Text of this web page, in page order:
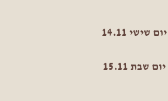
יום שישי 14.11
יום שבת 15.11